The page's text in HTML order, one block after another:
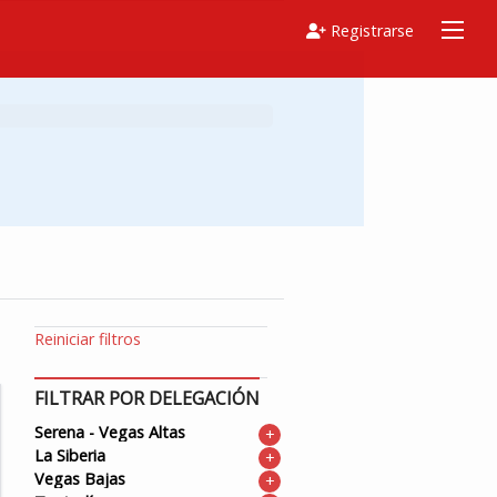
Registrarse
Reiniciar filtros
FILTRAR POR DELEGACIÓN